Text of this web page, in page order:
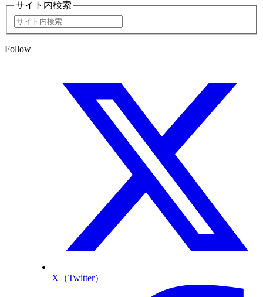
サイト内検索
Follow
X（Twitter）